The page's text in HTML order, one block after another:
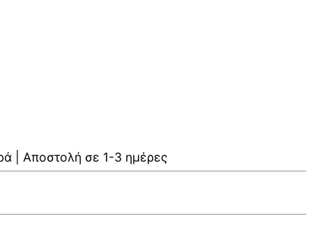
| Αποστολή σε 1-3 ημέρες